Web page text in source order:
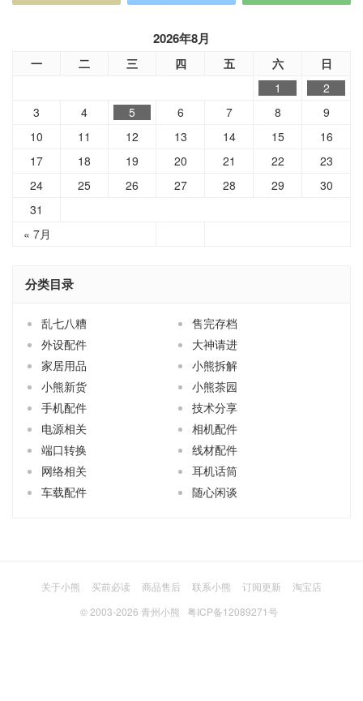
2026年8月
一 二 三 四 五 六 日
« 7月
1
2
3
4 5 6 7 8
9
10
11 12 13 14 15
16
17
18 19 20 21 22
23
24
25 26 27 28 29
30
31
分类目录
乱七八糟
售完存档
外设配件
大神请进
家居用品
小熊拆解
小熊新货
小熊茶园
手机配件
技术分享
电源相关
相机配件
端口转换
线材配件
网络相关
耳机话筒
车载配件
随心闲谈
关于小熊 买前必读 商品售后 联系小熊 订阅更新
淘宝店
© 2003-2026 青州小熊 粤ICP备12089271号